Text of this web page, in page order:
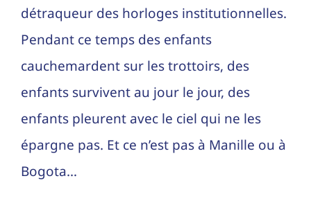
détraqueur des horloges institutionnelles.
Pendant ce temps des enfants
cauchemardent sur les trottoirs, des
enfants survivent au jour le jour, des
enfants pleurent avec le ciel qui ne les
épargne pas. Et ce n’est pas à Manille ou à
Bogota…